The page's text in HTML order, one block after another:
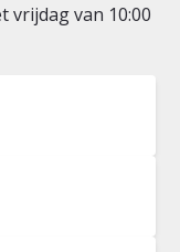
vrijdag van 10:00